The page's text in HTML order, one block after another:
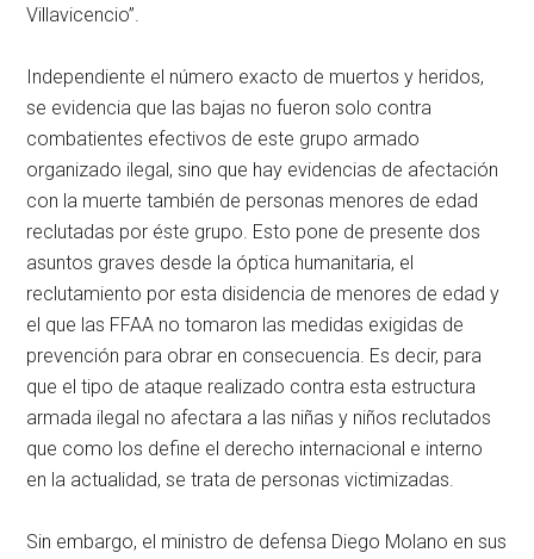
Villavicencio”.
Independiente el número exacto de muertos y heridos,
se evidencia que las bajas no fueron solo contra
combatientes efectivos de este grupo armado
organizado ilegal, sino que hay evidencias de afectación
con la muerte también de personas menores de edad
reclutadas por éste grupo. Esto pone de presente dos
asuntos graves desde la óptica humanitaria, el
reclutamiento por esta disidencia de menores de edad y
el que las FFAA no tomaron las medidas exigidas de
prevención para obrar en consecuencia. Es decir, para
que el tipo de ataque realizado contra esta estructura
armada ilegal no afectara a las niñas y niños reclutados
que como los define el derecho internacional e interno
en la actualidad, se trata de personas victimizadas.
Sin embargo, el ministro de defensa Diego Molano en sus